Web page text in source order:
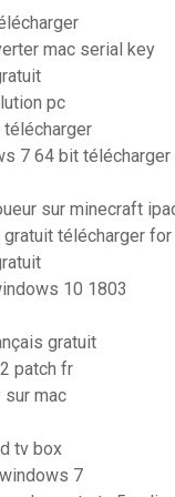
mac serial key
pc
7 64 bit télécharger
sur minecraft
télécharger
10 1803
gratuit
patch fr
sur mac
tv box
7